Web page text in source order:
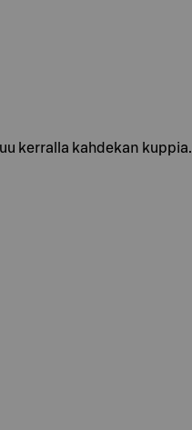
kerralla kahdekan kuppia.